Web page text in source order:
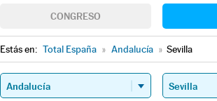
CONGRESO
Estás en: Total España » Andalucía » Sevilla